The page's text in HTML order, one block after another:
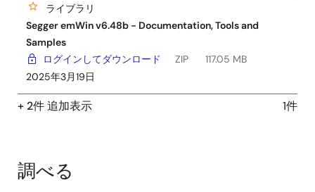
ライブラリ
Segger emWin v6.48b - Documentation, Tools and
Samples
ログインしてダウンロード
ZIP
117.05 MB
2025年3月19日
+ 2件 追加表示 1件
調べる